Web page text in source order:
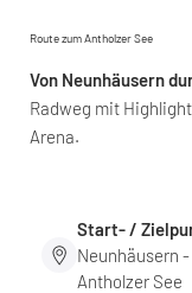
Route zum Antholzer See
Von Neunhäusern
Radweg mit
Arena.
Start- /
Neunhäusern -
Antholzer See